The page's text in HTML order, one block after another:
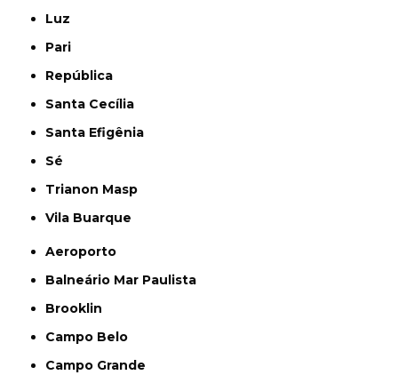
Luz
Pari
República
Santa Cecília
Santa Efigênia
Sé
Trianon Masp
Vila Buarque
Aeroporto
Balneário Mar Paulista
Brooklin
Campo Belo
Campo Grande